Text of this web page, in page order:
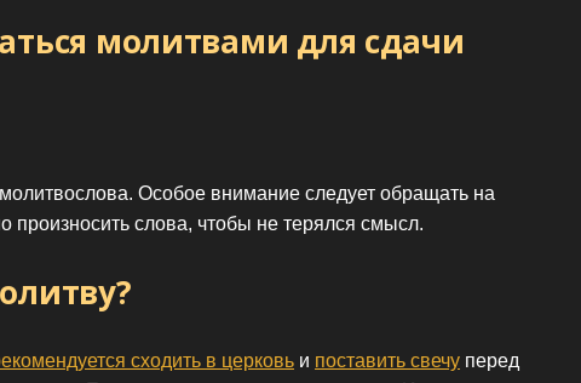
молитвами для сдачи
Особое внимание следует обращать на
произносить слова, чтобы не терялся смысл.
сходить в церковь и поставить свечу перед